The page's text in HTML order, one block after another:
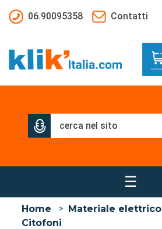
06.90095358
Contatti
☰
Home > Materiale elettrico
Citofoni